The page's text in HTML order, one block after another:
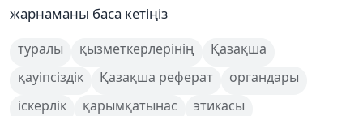
жарнаманы баса кетіңіз
туралы қызметкерлерінің
Қазақша
қауіпсіздік
Қазақша реферат
органдары
іскерлік
қарымқатынас
этикасы